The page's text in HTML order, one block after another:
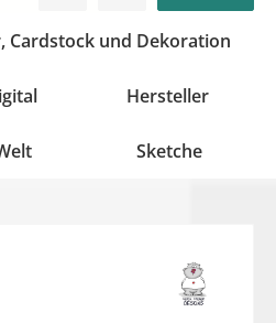
Cardstock und Dekoration
Hersteller
Sketche